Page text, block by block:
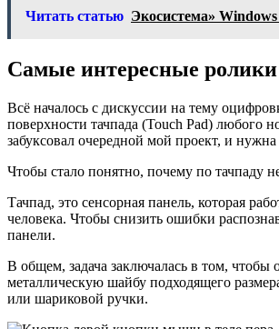
Читать статью Экосистема»
Самые интересные ролики
Всё началось с дискуссии на тему
поверхности тачпада (Touch Pad) любого
забуксовал очередной мой проект, и
Чтобы стало понятно, почему по тачпаду
Тачпад, это сенсорная панель, которая
человека. Чтобы снизить ошибки
панели.
В общем, задача заключалась в том, чтобы
металлическую шайбу подходящего
или шариковой ручки.